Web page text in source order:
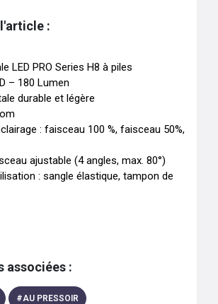
:
LED PRO Series H8 à piles
– 180 Lumen
durable et légère
: faisceau 100 %, faisceau 50%,
ajustable (4 angles, max. 80°)
: sangle élastique, tampon de
associées :
#AU PRESSOIR